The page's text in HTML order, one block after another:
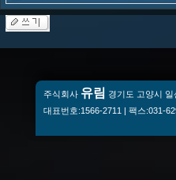
주식회사 유림 경기도 고양시
대표번호:1566-2711 | 팩스:031-